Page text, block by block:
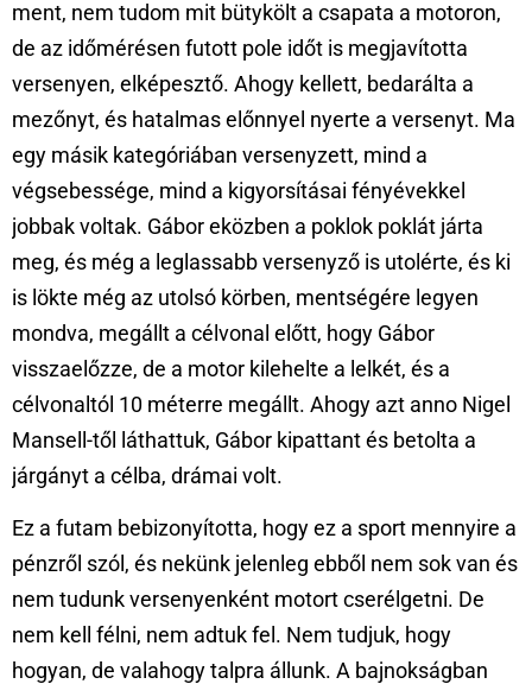
ment, nem tudom mit bütykölt a csapata a motoron,
de az időmérésen futott pole időt is megjavította
versenyen, elképesztő. Ahogy kellett, bedarálta a
mezőnyt, és hatalmas előnnyel nyerte a versenyt. Ma
egy másik kategóriában versenyzett, mind a
végsebessége, mind a kigyorsításai fényévekkel
jobbak voltak. Gábor eközben a poklok poklát járta
meg, és még a leglassabb versenyző is utolérte, és ki
is lökte még az utolsó körben, mentségére legyen
mondva, megállt a célvonal előtt, hogy Gábor
visszaelőzze, de a motor kilehelte a lelkét, és a
célvonaltól 10 méterre megállt. Ahogy azt anno Nigel
Mansell-től láthattuk, Gábor kipattant és betolta a
járgányt a célba, drámai volt.
Ez a futam bebizonyította, hogy ez a sport mennyire a
pénzről szól, és nekünk jelenleg ebből nem sok van és
nem tudunk versenyenként motort cserélgetni. De
nem kell félni, nem adtuk fel. Nem tudjuk, hogy
hogyan, de valahogy talpra állunk. A bajnokságban